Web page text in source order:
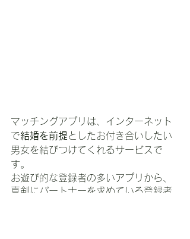
マッチングアプリは、インターネット
で結婚を前提としたお付き合いしたい
男女を結びつけてくれるサービスで
す。
お遊び的な登録者の多いアプリから、
真剣にパートナーを求めている登録者